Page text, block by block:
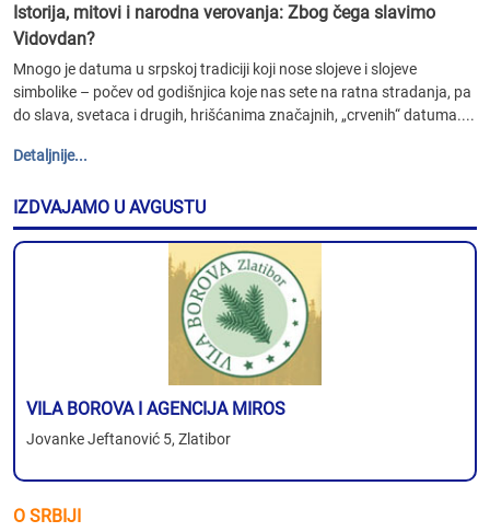
Istorija, mitovi i narodna verovanja: Zbog čega slavimo
Vidovdan?
Mnogo je datuma u srpskoj tradiciji koji nose slojeve i slojeve
simbolike – počev od godišnjica koje nas sete na ratna stradanja, pa
do slava, svetaca i drugih, hrišćanima značajnih, „crvenih“ datuma....
Detaljnije...
IZDVAJAMO U AVGUSTU
VILA BOROVA I AGENCIJA MIROS
Jovanke Jeftanović 5, Zlatibor
O SRBIJI